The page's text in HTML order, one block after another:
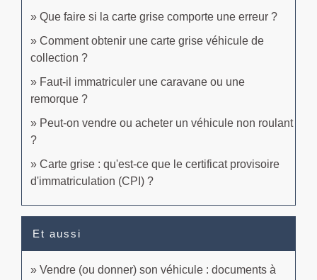
Que faire si la carte grise comporte une erreur ?
Comment obtenir une carte grise véhicule de
collection ?
Faut-il immatriculer une caravane ou une
remorque ?
Peut-on vendre ou acheter un véhicule non roulant
?
Carte grise : qu'est-ce que le certificat provisoire
d'immatriculation (CPI) ?
Et aussi
Vendre (ou donner) son véhicule : documents à